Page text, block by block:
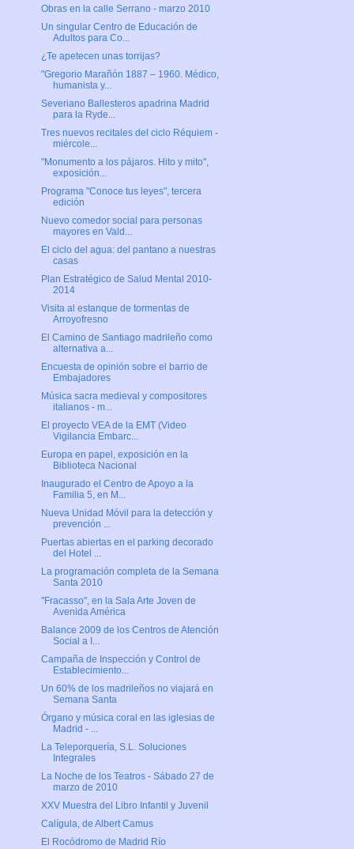
Obras en la calle Serrano - marzo 2010
Un singular Centro de Educación de
Adultos para Co...
¿Te apetecen unas torrijas?
"Gregorio Marañón 1887 – 1960. Médico,
humanista y...
Severiano Ballesteros apadrina Madrid
para la Ryde...
Tres nuevos recitales del ciclo Réquiem -
miércole...
"Monumento a los pájaros. Hito y mito",
exposición...
Programa "Conoce tus leyes", tercera
edición
Nuevo comedor social para personas
mayores en Vald...
El ciclo del agua: del pantano a nuestras
casas
Plan Estratégico de Salud Mental 2010-
2014
Visita al estanque de tormentas de
Arroyofresno
El Camino de Santiago madrileño como
alternativa a...
Encuesta de opinión sobre el barrio de
Embajadores
Música sacra medieval y compositores
italianos - m...
El proyecto VEA de la EMT (Video
Vigilancia Embarc...
Europa en papel, exposición en la
Biblioteca Nacional
Inaugurado el Centro de Apoyo a la
Familia 5, en M...
Nueva Unidad Móvil para la detección y
prevención ...
Puertas abiertas en el parking decorado
del Hotel ...
La programación completa de la Semana
Santa 2010
"Fracasso", en la Sala Arte Joven de
Avenida América
Balance 2009 de los Centros de Atención
Social a I...
Campaña de Inspección y Control de
Establecimiento...
Un 60% de los madrileños no viajará en
Semana Santa
Órgano y música coral en las iglesias de
Madrid - ...
La Teleporquería, S.L. Soluciones
Integrales
La Noche de los Teatros - Sábado 27 de
marzo de 2010
XXV Muestra del Libro Infantil y Juvenil
Calígula, de Albert Camus
El Rocódromo de Madrid Río